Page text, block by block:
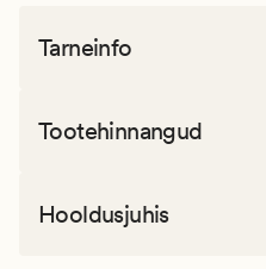
Tarneinfo
Tootehinnangud
Hooldusjuhis